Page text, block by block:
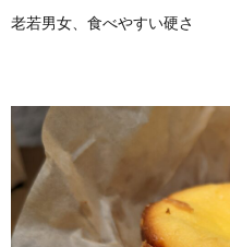
老若男女、食べやすい硬さ